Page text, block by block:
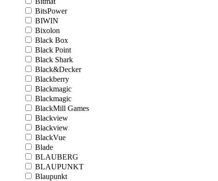
BitsPower
BIWIN
Bixolon
Black Box
Black Point
Black Shark
Black&Decker
Blackberry
Blackmagic
Blackmagic
BlackMill Games
Blackview
Blackview
BlackVue
Blade
BLAUBERG
BLAUPUNKT
Blaupunkt